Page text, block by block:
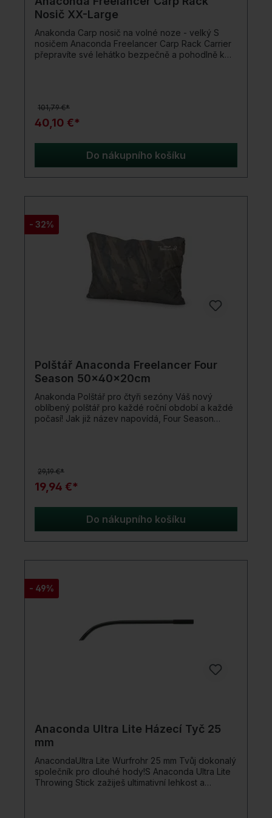
Nosič XX-Large
Anakonda Carp nosič na volné noze - velký S
nosičem Anaconda Freelancer Carp Rack Carrier
přepravíte své lehátko bezpečně a pohodlně k
92 x 34 cm zesílená, voděodolná základna
polstrovaný ramenní popruh Rukojeť na přenášení
600D nylon
101,79 €*
40,10 €*
Do nákupního košíku
- 32%
Polštář Anaconda Freelancer Four
Season 50x40x20cm
Anakonda Polštář pro čtyři sezóny Váš nový
oblíbený polštář pro každé roční období a každé
počasí! Jak již název napovídá, Four Season
polštáře stanu je záměrně vyrobena z
voděodpudivého, "chladnějšího" materiálu
Freelancer Peach Skin speciálně na léto, zatímco
druhá strana polštáře Four Season je pokryta
nadýchaným hřejivým fleecem. Vestavěný malý
zip umožňuje v případě potřeby vyjmout vnitřní
vycpávku venkovního polštáře a vyprat. Detaily
broskvové kůže na volné noze Fleece potah
29,19 €*
19,94 €*
Do nákupního košíku
- 49%
Anaconda Ultra Lite Házecí Tyč 25
mm
AnacondaUltra Lite Wurfrohr 25 mm Tvůj dokonalý
společník pro dlouhé hody!S Anaconda Ultra Lite
Throwing Stick zažiješ ultimativní lehkost a